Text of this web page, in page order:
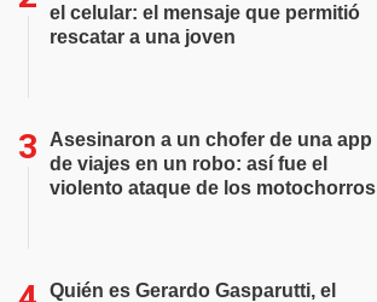
el celular: el mensaje que permitió
rescatar a una joven
Asesinaron a un chofer de una app
de viajes en un robo: así fue el
violento ataque de los motochorros
Quién es Gerardo Gasparutti, el